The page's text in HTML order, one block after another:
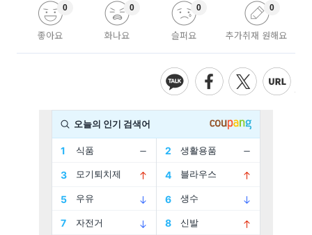
좋아요
0
화나요
0
슬퍼요
0
추가취재 원해요
0